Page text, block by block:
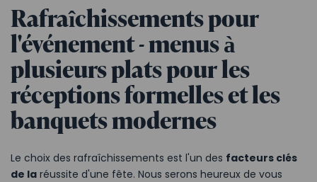
Rafraîchissements pour
l'événement - menus à
plusieurs plats pour les
réceptions formelles et les
banquets modernes
Le choix des rafraîchissements est l'un des facteurs clés
de la réussite d'une fête. Nous serons heureux de vous